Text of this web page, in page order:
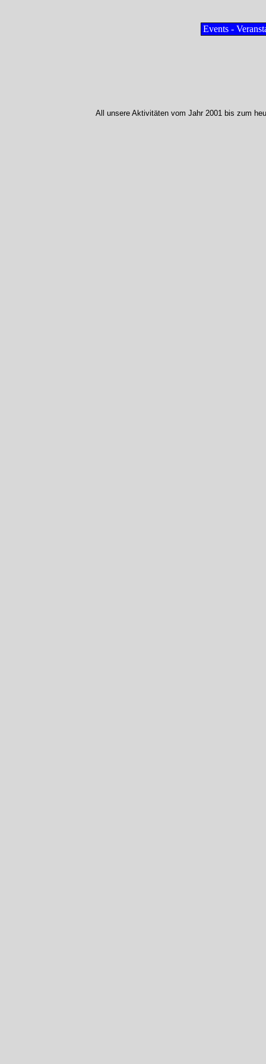
Events -
All unsere Aktivitäten vom Jahr 2001 bis zum